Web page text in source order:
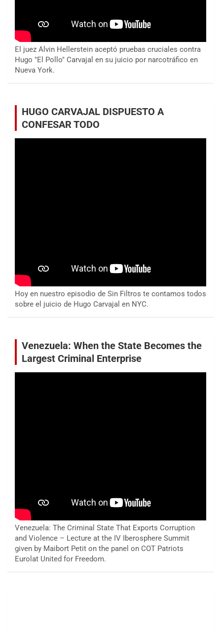
El juez Alvin Hellerstein aceptó pruebas cruciales contra
Hugo "El Pollo" Carvajal en su juicio por narcotráfico en
Nueva York.
HUGO CARVAJAL DISPUESTO A
CONFESAR TODO
Hoy en nuestro episodio de Sin Filtros te contamos todos
sobre el juicio de Hugo Carvajal en NYC.
Venezuela: When the State Becomes the
Largest Criminal Enterprise
Venezuela: The Criminal State That Exports Corruption
and Violence – Lecture at the IV Iberosphere Summit
given by Maibort Petit on the panel on COT Patriots
Eurolat United for Freedom.